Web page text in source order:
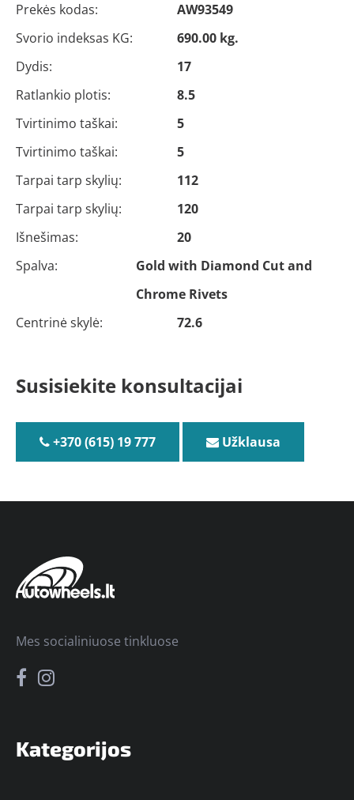
Prekės kodas:
AW93549
Svorio indeksas KG:
690.00 kg.
Dydis:
17
Ratlankio plotis:
8.5
Tvirtinimo taškai:
5
Tvirtinimo taškai:
5
Tarpai tarp skylių:
112
Tarpai tarp skylių:
120
Išnešimas:
20
Spalva:
Gold with Diamond Cut and
Chrome Rivets
Centrinė skylė:
72.6
Susisiekite konsultacijai
+370 (615) 19 777 Užklausa
Kategorijos
Mes socialiniuose tinkluose